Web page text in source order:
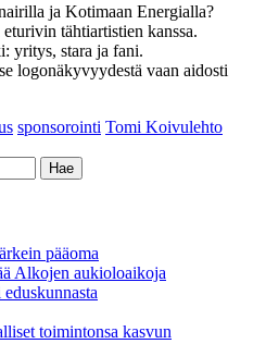
ja Kotimaan Energialla?
tähtiartistien kanssa.
yritys, stara ja fani.
logonäkyvyydestä vaan aidosti
sponsorointi Tomi Koivulehto
pääoma
Alkojen aukioloaikoja
toimintonsa kasvun